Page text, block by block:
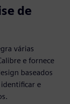
de
várias
e fornece
baseados
e